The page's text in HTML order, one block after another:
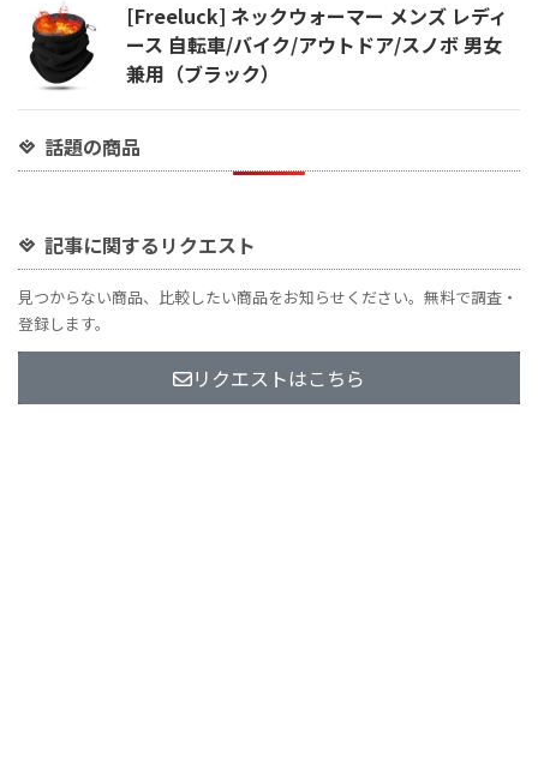
[Freeluck] ネックウォーマー メンズ レディ
ース 自転車/バイク/アウトドア/スノボ 男女
兼用（ブラック）
話題の商品
記事に関するリクエスト
見つからない商品、比較したい商品をお知らせください。無料で調査・
登録します。
リクエストはこちら